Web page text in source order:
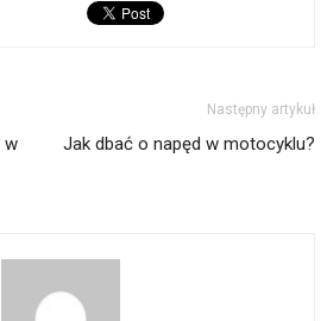
w
Następny artykuł
Jak dbać o napęd w motocyklu?